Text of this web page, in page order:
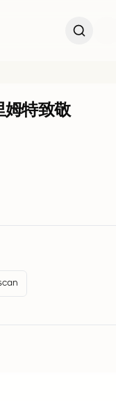
姆特致敬